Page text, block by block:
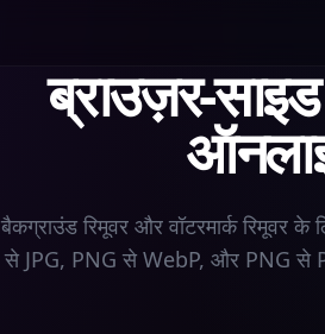
ब्राउज़र-
बैकग्राउंड रिमूवर और वॉटरमार्क रिमूवर
से JPG, PNG से WebP, और PNG से